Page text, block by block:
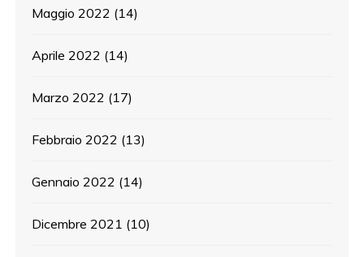
Maggio 2022 (14)
Aprile 2022 (14)
Marzo 2022 (17)
Febbraio 2022 (13)
Gennaio 2022 (14)
Dicembre 2021 (10)